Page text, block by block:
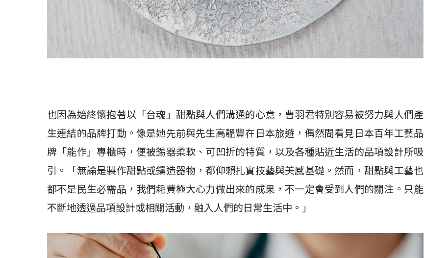
也因為始終懷抱著以「台魂」甜點與人們溝通的心意，曹羽君特別容易被努力與人們產
生連結的品牌打動。像是她先前與先生高韞豐在日本旅遊，偶然間看見日本百年工藝品
牌「能作」專櫃時，便被錫器柔軟、可凹折的特質，以及各種貼近生活的品項設計所吸
引。「無論是製作甜點或鑄造器物，都仰賴扎實技藝與美感基礎。然而，甜點與工藝也
都不是民生必需品，我們耗費極大心力做出來的成果，不一定會受到人們的關注。只能
不斷地透過品項設計或相關活動，融入人們的日常生活中。」